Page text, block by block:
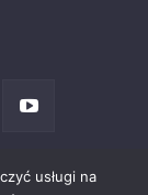
usługi na